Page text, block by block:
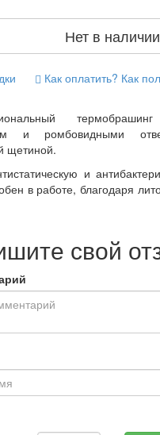
Нет в наличии
Как оплатить? Как
и ромбовидными
щетиной.
и
в работе, благодаря
свой